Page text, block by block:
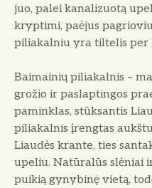
juo, palei kanalizuotą
kryptimi, paėjus
piliakalniu yra tiltelis per
Baimainių piliakalnis –
grožio ir paslaptingos
paminklas, stūksantis
piliakalnis įrengtas
Liaudės krante, ties
upeliu. Natūralūs slėniai
puikią gynybinę vietą,